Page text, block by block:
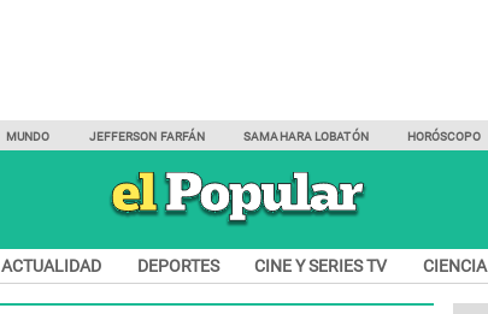
MUNDO JEFFERSON FARFÁN SAMAHARA LOBATÓN HORÓSCOPO
ACTUALIDAD DEPORTES CINE Y SERIES TV CIENCIA